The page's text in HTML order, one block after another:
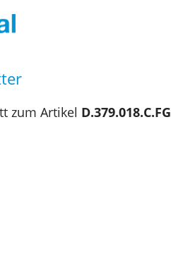
zum Artikel D.379.018.C.FG